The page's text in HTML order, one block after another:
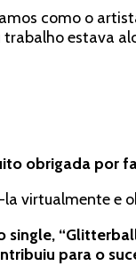
como o
trabalho estava
obrigada por
virtualmente e
para o